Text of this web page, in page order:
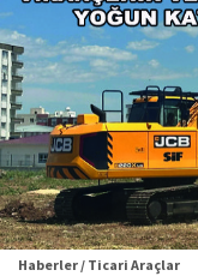
Haberler / Ticari Araçlar